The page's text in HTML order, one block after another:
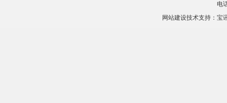
电
网站建设技术支持： 宝